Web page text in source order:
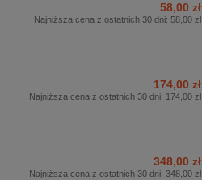
58,00 zł
Najniższa cena z ostatnich 30 dni: 58,00 zł
174,00 zł
Najniższa cena z ostatnich 30 dni: 174,00 zł
348,00 zł
Najniższa cena z ostatnich 30 dni: 348,00 zł